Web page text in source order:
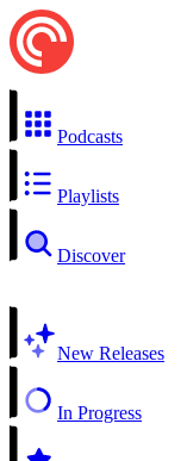
Podcasts
Playlists
Discover
New Releases
In Progress